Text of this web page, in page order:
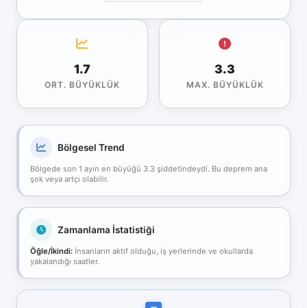
1.7
ORT. BÜYÜKLÜK
3.3
MAX. BÜYÜKLÜK
Bölgesel Trend
Bölgede son 1 ayın en büyüğü 3.3 şiddetindeydi. Bu deprem ana
şok veya artçı olabilir.
Zamanlama İstatistiği
Öğle/İkindi: İnsanların aktif olduğu, iş yerlerinde ve okullarda
yakalandığı saatler.